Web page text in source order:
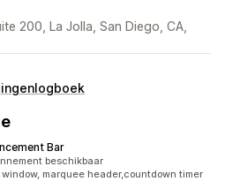
200, La Jolla, San Diego, CA,
Bar
beschikbaar
window, marquee header,countdown timer